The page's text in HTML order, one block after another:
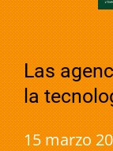
Las
la
15 marzo